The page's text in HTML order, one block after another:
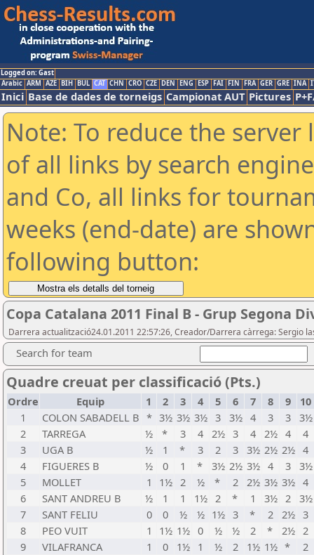
Logged on: Gast
Arabic ARM AZE BIH BUL CAT CHN CRO CZE DEN ENG ESP FAI FIN FRA GER GRE INA
Inici Base de dades de torneigs Campionat AUT Pictures
Note: To reduce the
of all links by search
and Co, all links for
weeks (end-date) are
following button:
Copa Catalana 2011 Final B - Grup Segona
Darrera actualització24.01.2011 22:57:26, Creador/Darrera càrrega: Sergio
Search for team
Quadre creuat per classificació (Pts.)
Ordre Equip 1 2 3 4 5 6 7 8 9
10
1
COLON SABADELL B * 3½ 3½ 3½ 3 3½ 4 3 3 3½
2
TARREGA ½ * 3 4 2½ 3 4 2½ 4
4
3
UGA B ½ 1 * 3 2 3 3½ 2½ 2½ 4
4
FIGUERES B ½ 0 1 * 3½ 2½ 3½ 4 3 3½
5
MOLLET 1 1½ 2 ½ * 2 2½ 3½ 3½ 4
6
SANT ANDREU B ½ 1 1 1½ 2 * 1 3½ 2 3½
7
SANT FELIU 0 0 ½ ½ 1½ 3 * 2 2½ 3
8
PEO VUIT 1 1½ 1½ 0 ½ ½ 2 * 2½ 2
9
VILAFRANCA 1 0 1½ 1 ½ 2 1½ 1½ *
2